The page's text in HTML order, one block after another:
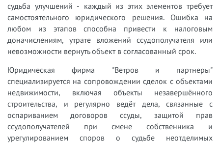
судьба улучшений - каждый из этих элементов требует
самостоятельного юридического решения. Ошибка на
любом из этапов способна привести к налоговым
доначислениям, утрате вложений ссудополучателя или
невозможности вернуть объект в согласованный срок.
Юридическая фирма "Ветров и партнеры"
специализируется на сопровождении сделок с объектами
недвижимости, включая объекты незавершённого
строительства, и регулярно ведёт дела, связанные с
оспариванием договоров ссуды, защитой прав
ссудополучателей при смене собственника и
урегулированием споров о судьбе неотделимых